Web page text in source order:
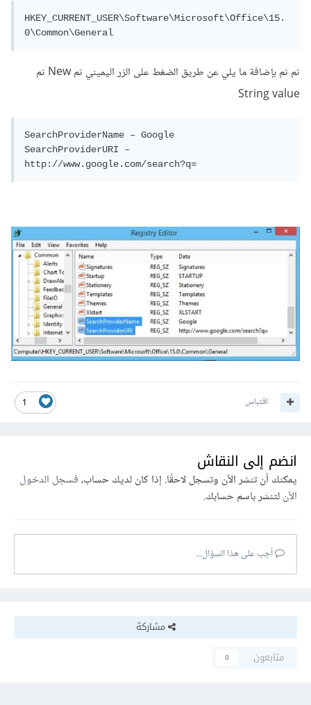
HKEY_CURRENT_USER\Software\Microsoft\Office\15.
0\Common\General
ثم ثم بإضافة ما يلي عن طريق الضغط على الزر اليميني ثم New ثم
String value
SearchProviderName – Google
SearchProviderURI –
http://www.google.com/search?q=
1 اقتباس
انضم إلى النقاش
يمكنك أن تنشر الآن وتسجل لاحقًا. إذا كان لديك حساب،فسجل الدخول
الآنلتنشر باسم حسابك.
أجب على هذا السؤال...
مشاركة
متابعون
0